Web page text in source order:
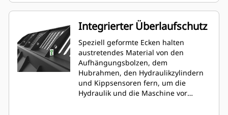
Integrierter Überlaufschutz
Speziell geformte Ecken halten
austretendes Material von den
Aufhängungsbolzen, dem
Hubrahmen, den Hydraulikzylindern
und Kippsensoren fern, um die
Hydraulik und die Maschine vor